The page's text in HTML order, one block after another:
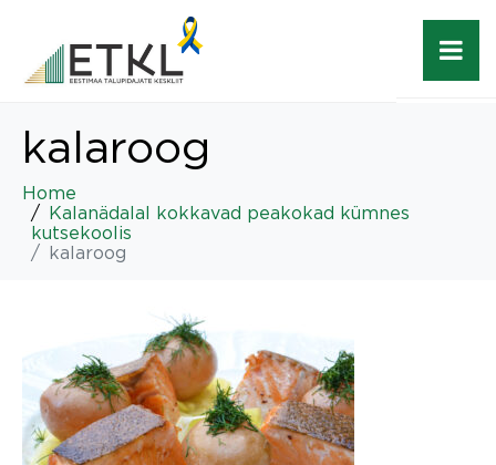
kalaroog
Home
Kalanädalal kokkavad peakokad kümnes
kutsekoolis
kalaroog